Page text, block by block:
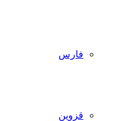
فارس
قزوین